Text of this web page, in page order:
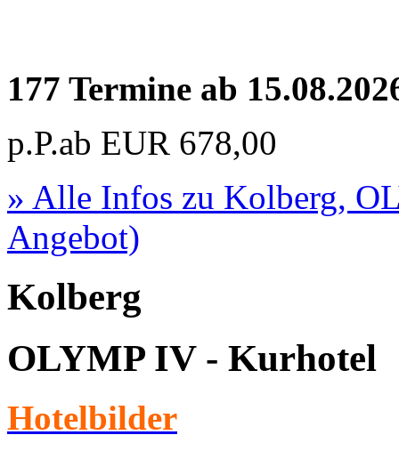
177 Termine ab
p.P.ab EUR 678,00
» Alle Infos zu Kolberg,
Angebot)
Kolberg
OLYMP IV - Kurhotel
Hotelbilder